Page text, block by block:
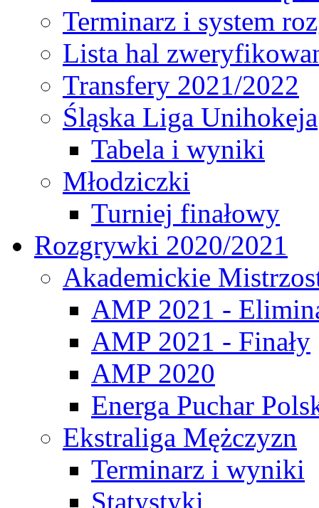
Terminarz i system
Lista hal
Transfery 2021/2022
Śląska Liga Unihokeja
Tabela i wyniki
Młodziczki
Turniej finałowy
Rozgrywki 2020/2021
Akademickie
AMP 2021 -
AMP 2021 - Finały
AMP 2020
Energa Puchar
Ekstraliga Mężczyzn
Terminarz i wyniki
Statystyki